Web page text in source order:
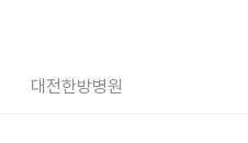
,천안,서울)
대전한방병원